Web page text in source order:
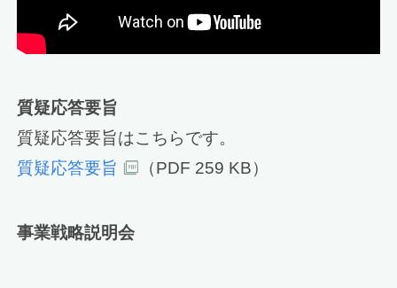
質疑応答要旨
質疑応答要旨はこちらです。
質疑応答要旨
（PDF 259 KB）
事業戦略説明会